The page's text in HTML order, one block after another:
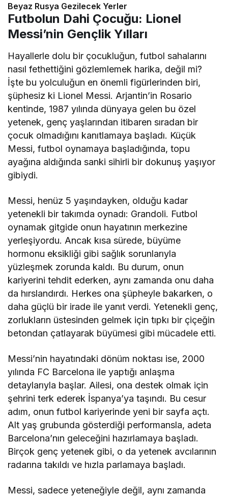
Beyaz Rusya Gezilecek Yerler
Futbolun Dahi Çocuğu: Lionel
Messi’nin Gençlik Yılları
Hayallerle dolu bir çocukluğun, futbol sahalarını
nasıl fethettiğini gözlemlemek harika, değil mi?
İşte bu yolculuğun en önemli figürlerinden biri,
şüphesiz ki Lionel Messi. Arjantin’in Rosario
kentinde, 1987 yılında dünyaya gelen bu özel
yetenek, genç yaşlarından itibaren sıradan bir
çocuk olmadığını kanıtlamaya başladı. Küçük
Messi, futbol oynamaya başladığında, topu
ayağına aldığında sanki sihirli bir dokunuş yaşıyor
gibiydi.
Messi, henüz 5 yaşındayken, olduğu kadar
yetenekli bir takımda oynadı: Grandoli. Futbol
oynamak gitgide onun hayatının merkezine
yerleşiyordu. Ancak kısa sürede, büyüme
hormonu eksikliği gibi sağlık sorunlarıyla
yüzleşmek zorunda kaldı. Bu durum, onun
kariyerini tehdit ederken, aynı zamanda onu daha
da hırslandırdı. Herkes ona şüpheyle bakarken, o
daha güçlü bir irade ile yanıt verdi. Yetenekli genç,
zorlukların üstesinden gelmek için tıpkı bir çiçeğin
betondan çatlayarak büyümesi gibi mücadele etti.
Messi’nin hayatındaki dönüm noktası ise, 2000
yılında FC Barcelona ile yaptığı anlaşma
detaylarıyla başlar. Ailesi, ona destek olmak için
şehrini terk ederek İspanya’ya taşındı. Bu cesur
adım, onun futbol kariyerinde yeni bir sayfa açtı.
Alt yaş grubunda gösterdiği performansla, adeta
Barcelona’nın geleceğini hazırlamaya başladı.
Birçok genç yetenek gibi, o da yetenek avcılarının
radarına takıldı ve hızla parlamaya başladı.
Messi, sadece yeteneğiyle değil, aynı zamanda